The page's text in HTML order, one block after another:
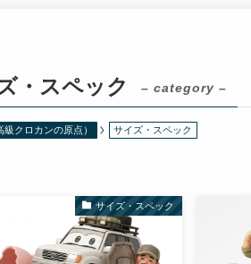
・スペック – category –
級クロカンの原点） サイズ・スペック
サイズ・スペック